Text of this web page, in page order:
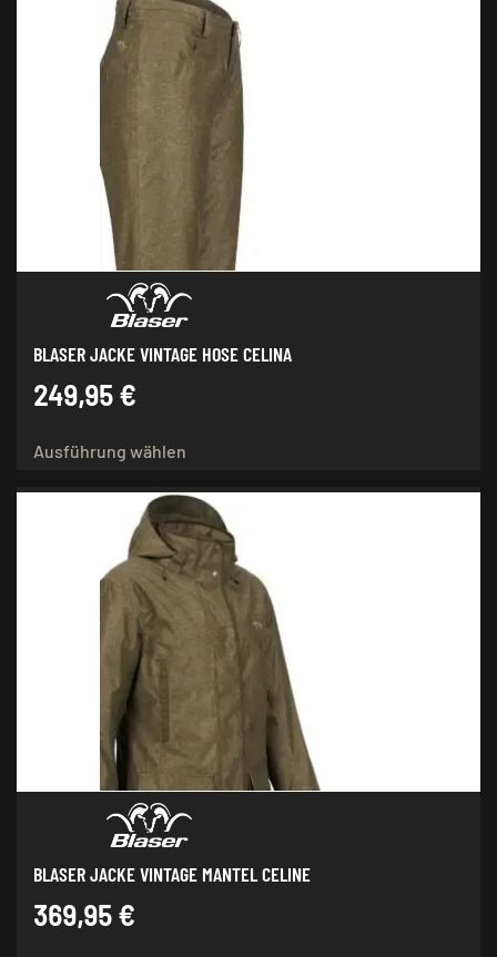
Varianten
auf.
Optionen
können
Produktseite
gewählt
werden
BLASER JACKE VINTAGE HOSE CELINA
249,95 €
Ausführung wählen
mehrere
Varianten
auf.
Die
Optionen
können
Produktseite
gewählt
werden
BLASER JACKE VINTAGE MANTEL CELINE
369,95 €